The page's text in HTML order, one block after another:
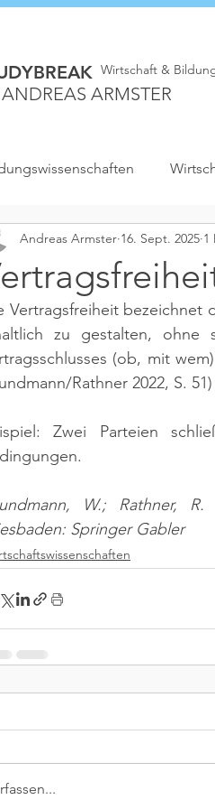
ANDREAS ARMSTER
Wirtschaft &
Andreas Armster 16. Sept. 2025 1
Vertragsfreiheit bezeichnet
zu gestalten, ohne
(ob, mit
Rathner 2022, S. 51)
Zwei Parteien
W.; Rathner, R.
Springer Gabler